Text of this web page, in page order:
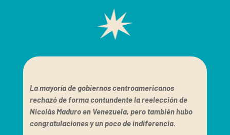
La mayoría de gobiernos centroamericanos
rechazó de forma contundente la reelección de
Nicolás Maduro en Venezuela, pero también hubo
congratulaciones y un poco de indiferencia.